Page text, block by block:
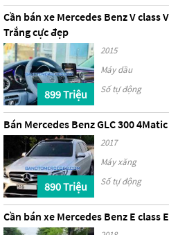
Cần bán xe Mercedes Benz V class
Trắng cực đẹp
899 Triệu
2015
Máy dầu
Số tự động
Bán Mercedes Benz GLC 300
890 Triệu
2017
Máy xăng
Số tự động
Cần bán xe Mercedes Benz E class